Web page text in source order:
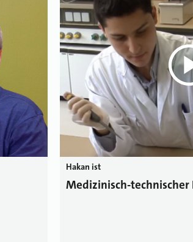
Hakan ist
Medizinisch-technischer